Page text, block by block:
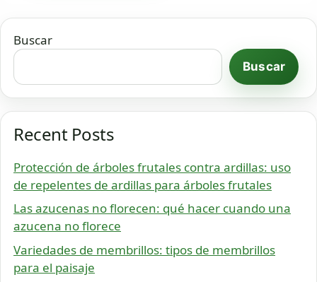
Buscar
Buscar
Recent Posts
Protección de árboles frutales contra ardillas: uso
de repelentes de ardillas para árboles frutales
Las azucenas no florecen: qué hacer cuando una
azucena no florece
Variedades de membrillos: tipos de membrillos
para el paisaje